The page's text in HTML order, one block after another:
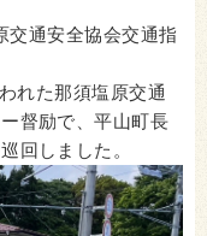
交通安全協会交通指
れた那須塩原交通
督励で、平山町長
回しました。